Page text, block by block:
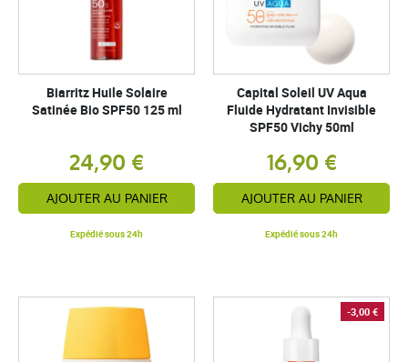
Biarritz Huile Solaire
Satinée Bio SPF50 125 ml
24,90 €
AJOUTER AU PANIER
Expédié sous 24h
Capital Soleil UV Aqua
Fluide Hydratant Invisible
SPF50 Vichy 50ml
16,90 €
AJOUTER AU PANIER
Expédié sous 24h
-3,00 €